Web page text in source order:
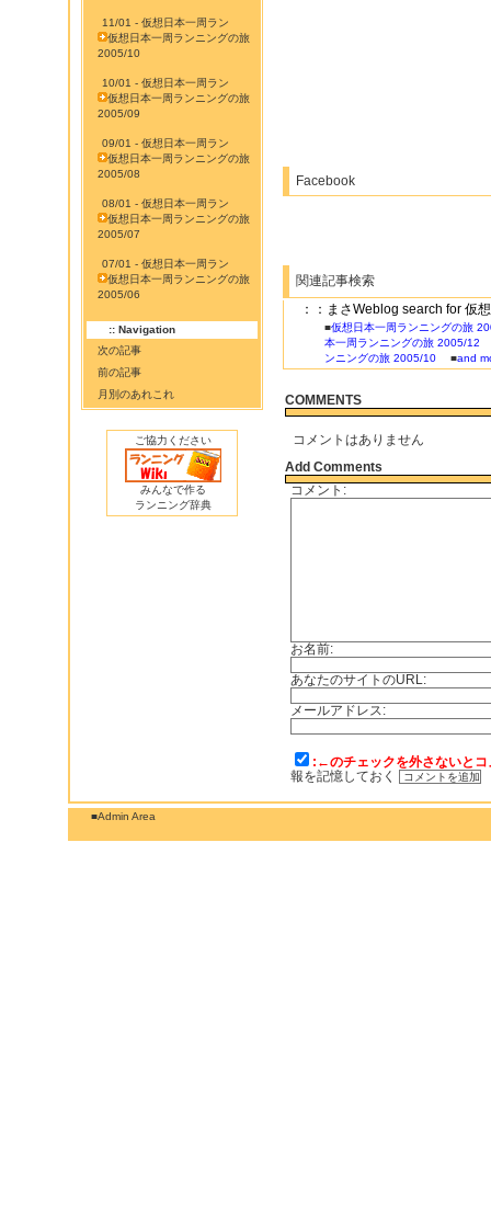
11/01 - 仮想日本一周ラン
仮想日本一周ランニングの旅
2005/10
10/01 - 仮想日本一周ラン
仮想日本一周ランニングの旅
2005/09
09/01 - 仮想日本一周ラン
仮想日本一周ランニングの旅
2005/08
08/01 - 仮想日本一周ラン
仮想日本一周ランニングの旅
2005/07
07/01 - 仮想日本一周ラン
仮想日本一周ランニングの旅
2005/06
:: Navigation
次の記事
前の記事
月別のあれこれ
ご協力ください
みんなで作る
ランニング辞典
Facebook
関連記事検索
：：まさWeblog search for 仮
■仮想日本一周ランニングの旅
本一周ランニングの旅 2005/12
ンニングの旅 2005/10 ■and
COMMENTS
コメントはありません
Add Comments
コメント:
お名前:
あなたのサイトのURL:
メールアドレス:
:←のチェックを外さないと
報を記憶しておく
■Admin Area